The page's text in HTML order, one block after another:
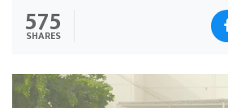
575
SHARES